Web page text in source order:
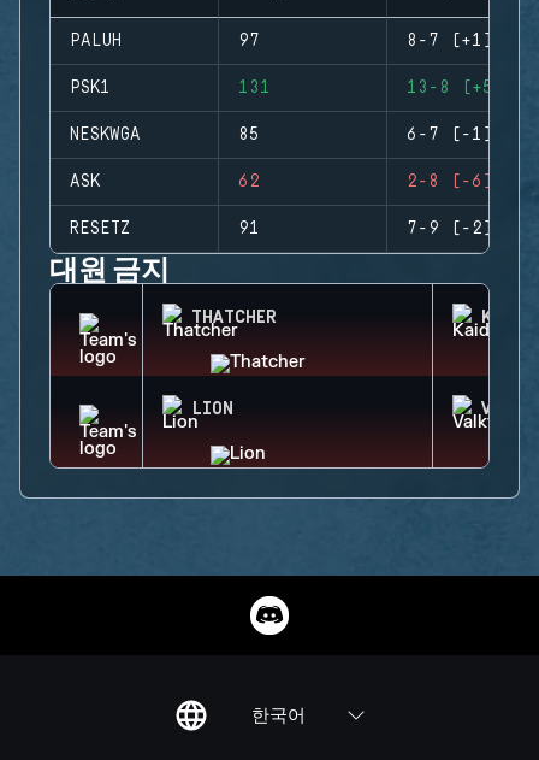
PALUH 97 8-7 (+1)
PSK1 131 13-8 (+5)
NESKWGA 85 6-7 (-1)
ASK 62 2-8 (-6)
RESETZ 91 7-9 (-2)
대원 금지
THATCHER KAID
LION
한국어